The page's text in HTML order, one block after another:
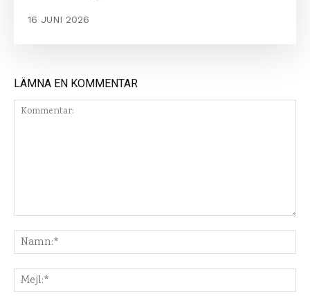
16 JUNI 2026
LÄMNA EN KOMMENTAR